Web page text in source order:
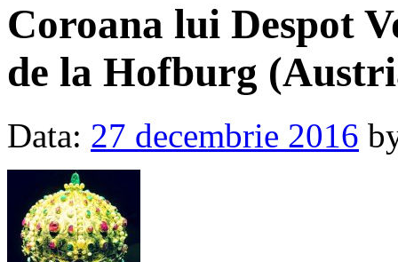
Coroana lui Despot
de la Hofburg
Data: 27 decembrie 2016